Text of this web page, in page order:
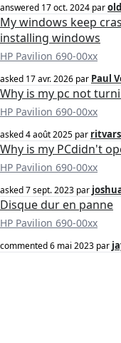
answered 17 oct. 2024 par
My windows keep
installing windows
HP Pavilion 690-00xx
asked 17 avr. 2026 par Paul
Why is my pc not
HP Pavilion 690-00xx
asked4 août 2025 par
Why is my PCdidn't
HP Pavilion 690-00xx
asked7 sept. 2023 par
Disque dur en panne
HP Pavilion 690-00xx
commented6 mai 2023 par